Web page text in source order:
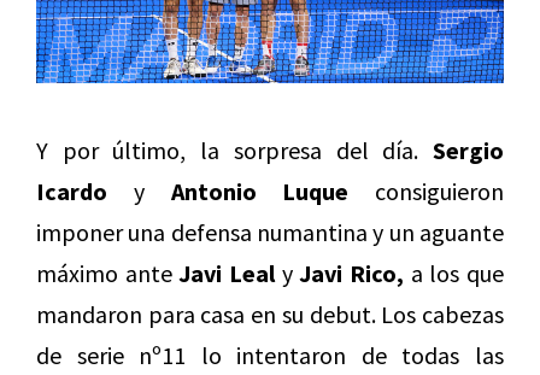
Y por último, la sorpresa del día. Sergio
Icardo y Antonio Luque consiguieron
imponer una defensa numantina y un aguante
máximo anteJavi Leal yJavi Rico, a los que
mandaron para casa en su debut. Los cabezas
de serie nº11 lo intentaron de todas las